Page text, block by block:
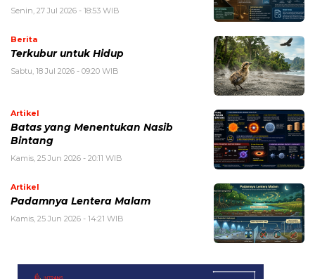
Senin, 27 Jul 2026 - 18:53 WIB
Berita
Terkubur untuk Hidup
Sabtu, 18 Jul 2026 - 09:20 WIB
Artikel
Batas yang Menentukan Nasib
Bintang
Kamis, 25 Jun 2026 - 20:11 WIB
Artikel
Padamnya Lentera Malam
Kamis, 25 Jun 2026 - 14:21 WIB